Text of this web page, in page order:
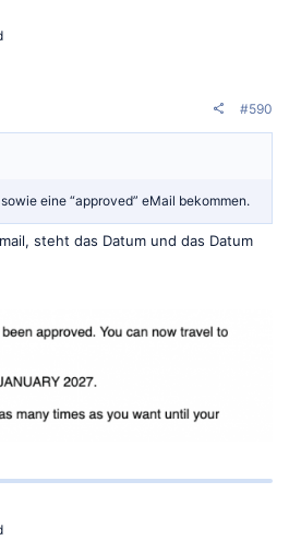
#590
eine “approved” eMail bekommen.
steht das Datum und das Datum